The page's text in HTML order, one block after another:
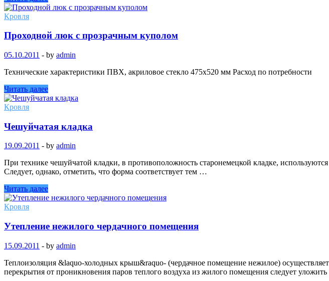
Кровля
Проходной люк с прозрачным куполом
05.10.2011 - by admin
Технические характеристики ПВХ, акриловое стекло 475х520 мм Расход по потребности
Читать далее
Кровля
Чешуйчатая кладка
19.09.2011 - by admin
При технике чешуйчатой кладки, в противоположность старонемецкой кладке,
Следует, однако, отметить, что форма соответствует тем …
Читать далее
Кровля
Утепление нежилого чердачного помещения
15.09.2011 - by admin
Теплоизоляция &laquo-холодных крыш&raquo- (чердачное помещение нежилое)
перекрытия от проникновения паров теплого воздуха из жилого помещения следует